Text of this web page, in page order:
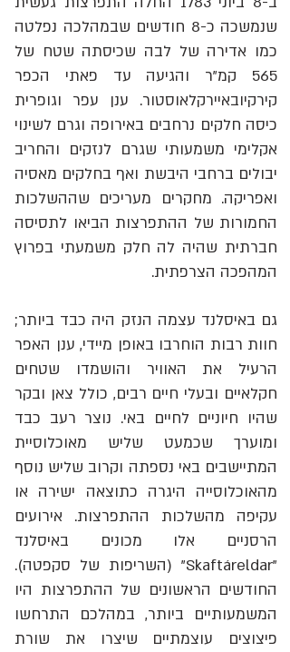
שנמשכה כ-8 חודשים שבמהלכה נפלטה
כמו אדירה של לבה שכיסתה שטח של
565 קמ"ר והגיעה עד פאתי הכפר
קירקיובאיירקלאוסטור. ענן עפר וגופרית
כיסה חלקים נרחבים באירופה וגרם לשינוי
אקלימי משמעותי שגרם לנזקים והחריב
יבולים ברחבי היבשת ואף בחלקים מאסיה
ואפריקה. מחקרים מעריכים שההשלכות
החמורות של ההתפרצות הביאו לתסיסה
חברתית שהיה לה חלק משמעתי בפרוץ
המהפכה הצרפתית.
גם באיסלנד עצמה הנזק היה כבד ביותר;
חוות רבות הוחרבו באופן מיידי, ענן האפר
הרעיל את האוויר והושמדו שטחים
חקלאיים ובעלי חיים רבים, כולל צאן ובקר
שהיו חיוניים לחיים באי. נוצר רעב כבד
ומוערך שכמעט שליש מאוכלוסיית
המתיישבים באי נספתה וקרוב שליש נוסף
מהאוכלוסייה היגרה כתוצאה ישירה או
עקיפה מהשלכות ההתפרצות. אירועים
הרסניים אלו מכונים באיסלנד
"Skaftáreldar" (השריפות של סקפטה).
החודשים הראשונים של ההתפרצות היו
המשמעותיים ביותר, במהלכם התרחשו
פיצוצים עוצמתיים שיצרו את שורת